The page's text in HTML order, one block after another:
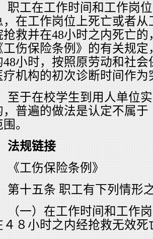
职工在工作时间和工作岗
，在工作岗位上死亡或者
抢救并在48小时之内死亡
工伤保险条例》的有关规
48小时，按照原劳动和社
疗机构的初次诊断时间作
至于在校学生到用人单位
，普遍的做法是认定不属
围。
法规链接
《工伤保险条例》
第十五条 职工有下列情形
（一）在工作时间和工作
４８小时之内经抢救无效死